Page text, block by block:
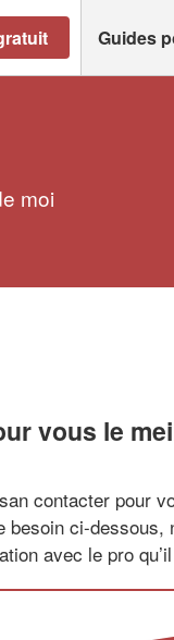
Guides
moi
vous le
contacter pour
besoin ci-dessous,
avec le pro